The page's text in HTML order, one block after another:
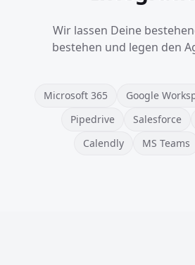
Wir lassen Deine
bestehen und legen den
Microsoft 365 Google
Pipedrive
Salesforce
Calendly
MS Teams